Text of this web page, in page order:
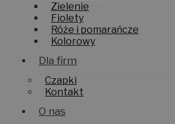
Zielenie
Fiolety
Róże i pomarańcze
Kolorowy
Dla firm
Czapki
Kontakt
O nas